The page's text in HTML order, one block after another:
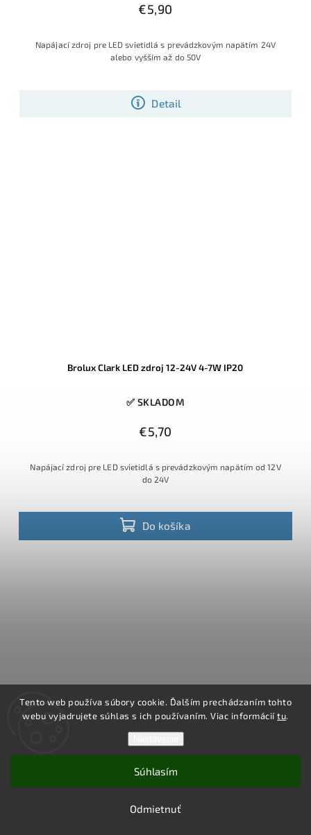
Tento web používa súbory cookie. Ďalším prechádzaním tohto
webu vyjadrujete súhlas s ich používaním. Viac informáciítu.
Odmietnuť
Súhlasím
€5,90
Detail
Napájací zdroj pre LED svietidlá s prevádzkovým napätím 24V
alebo vyšším až do 50V
Brolux Clark LED zdroj 12-24V 4-7W IP20
✅ SKLADOM
€5,70
Do košíka
Napájací zdroj pre LED svietidlá s prevádzkovým napätím od 12V
do 24V
MComp Kovový úzky, plochý nábytkový LED zdroj 12V 300W